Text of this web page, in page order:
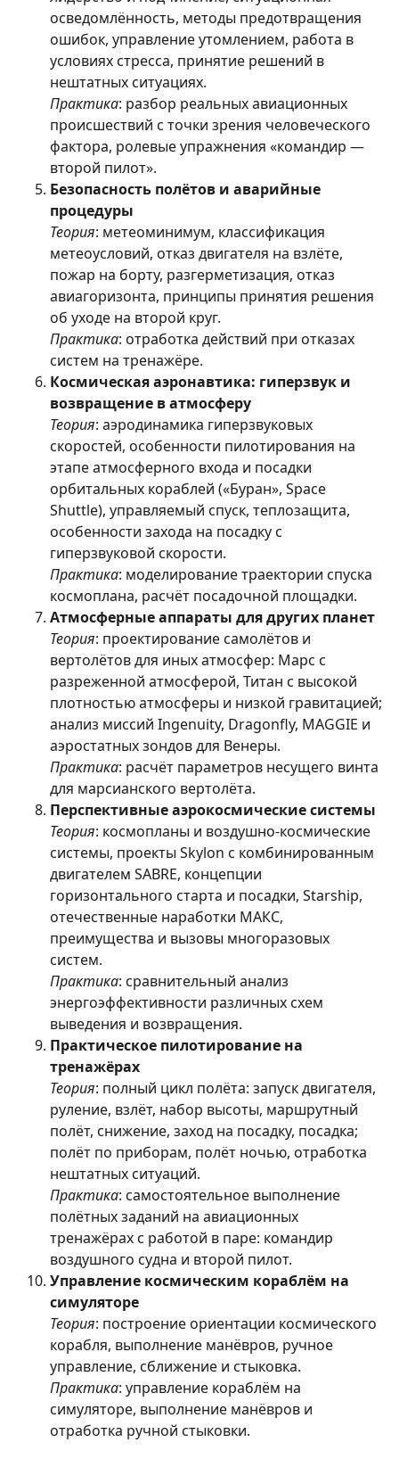
осведомлённость, методы предотвращения
ошибок, управление утомлением, работа в
условиях стресса, принятие решений в
нештатных ситуациях.
Практика: разбор реальных авиационных
происшествий с точки зрения человеческого
фактора, ролевые упражнения «командир —
второй пилот».
Безопасность полётов и аварийные
процедуры
Теория: метеоминимум, классификация
метеоусловий, отказ двигателя на взлёте,
пожар на борту, разгерметизация, отказ
авиагоризонта, принципы принятия решения
об уходе на второй круг.
Практика: отработка действий при отказах
систем на тренажёре.
Космическая аэронавтика: гиперзвук и
возвращение в атмосферу
Теория: аэродинамика гиперзвуковых
скоростей, особенности пилотирования на
этапе атмосферного входа и посадки
орбитальных кораблей («Буран», Space
Shuttle), управляемый спуск, теплозащита,
особенности захода на посадку с
гиперзвуковой скорости.
Практика: моделирование траектории спуска
космоплана, расчёт посадочной площадки.
Атмосферные аппараты для других планет
Теория: проектирование самолётов и
вертолётов для иных атмосфер: Марс с
разреженной атмосферой, Титан с высокой
плотностью атмосферы и низкой гравитацией;
анализ миссий Ingenuity, Dragonfly, MAGGIE и
аэростатных зондов для Венеры.
Практика: расчёт параметров несущего винта
для марсианского вертолёта.
Перспективные аэрокосмические системы
Теория: космопланы и воздушно-космические
системы, проекты Skylon с комбинированным
двигателем SABRE, концепции
горизонтального старта и посадки, Starship,
отечественные наработки МАКС,
преимущества и вызовы многоразовых
систем.
Практика: сравнительный анализ
энергоэффективности различных схем
выведения и возвращения.
Практическое пилотирование на
тренажёрах
Теория: полный цикл полёта: запуск двигателя,
руление, взлёт, набор высоты, маршрутный
полёт, снижение, заход на посадку, посадка;
полёт по приборам, полёт ночью, отработка
нештатных ситуаций.
Практика: самостоятельное выполнение
полётных заданий на авиационных
тренажёрах с работой в паре: командир
воздушного судна и второй пилот.
Управление космическим кораблём на
симуляторе
Теория: построение ориентации космического
корабля, выполнение манёвров, ручное
управление, сближение и стыковка.
Практика: управление кораблём на
симуляторе, выполнение манёвров и
отработка ручной стыковки.